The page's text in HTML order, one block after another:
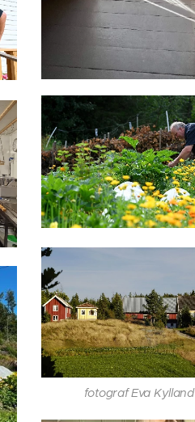
fotograf Eva Kylland